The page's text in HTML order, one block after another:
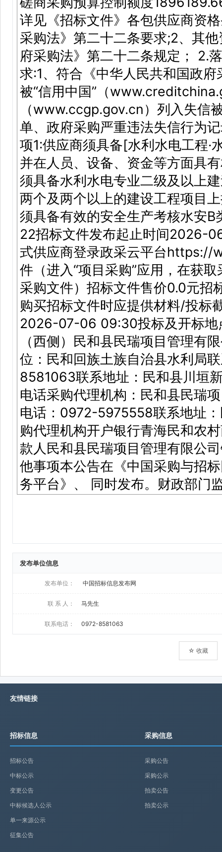
发布单位信息
发布单位： 中国招标信息发布网
联 系 人： 马先生
联系电话： 0972-8581063
☆ 收藏
友情链接
招标信息
招标公告
中标公示
变更公告
中标候选人公示
单一来源公示
征集公告
采购信息
采购公告
采购公示
拍卖公告
拍卖公示